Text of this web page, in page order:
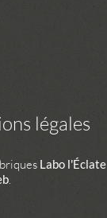
légales
Labo l'Éclate